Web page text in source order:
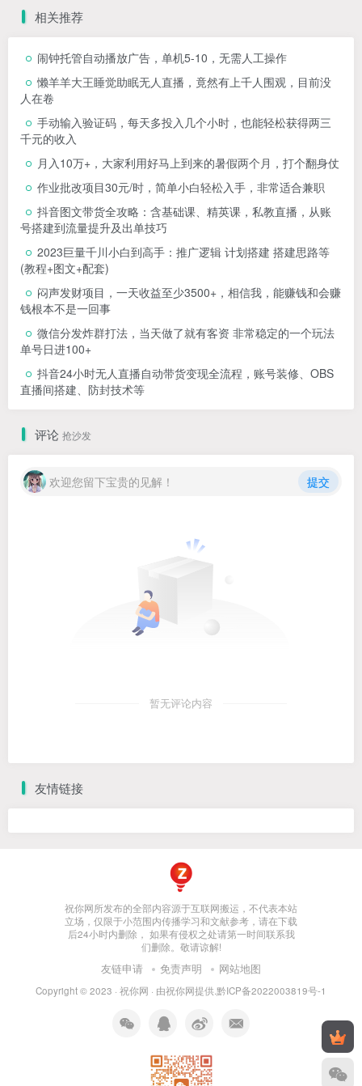
相关推荐
闹钟托管自动播放广告，单机5-10，无需人工操作
懒羊羊大王睡觉助眠无人直播，竟然有上千人围观，目前没
人在卷
手动输入验证码，每天多投入几个小时，也能轻松获得两三
千元的收入
月入10万+，大家利用好马上到来的暑假两个月，打个翻身仗
作业批改项目30元/时，简单小白轻松入手，非常适合兼职
抖音图文带货全攻略：含基础课、精英课，私教直播，从账
号搭建到流量提升及出单技巧
2023巨量千川小白到高手：推广逻辑 计划搭建 搭建思路等
(教程+图文+配套)
闷声发财项目，一天收益至少3500+，相信我，能赚钱和会赚
钱根本不是一回事
微信分发炸群打法，当天做了就有客资 非常稳定的一个玩法
单号日进100+
抖音24小时无人直播自动带货变现全流程，账号装修、OBS
直播间搭建、防封技术等
评论 抢沙发
欢迎您留下宝贵的见解！ 提交
暂无评论内容
友情链接
祝你网所发布的全部内容源于互联网搬运，不代表本站
立场，仅限于小范围内传播学习和文献参考，请在下载
后24小时内删除， 如果有侵权之处请第一时间联系我
们删除。敬请谅解!
友链申请 免责声明 网站地图
Copyright © 2023 · 祝你网 · 由祝你网提供.黔ICP备2022003819号-1